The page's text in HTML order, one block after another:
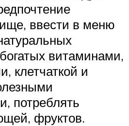
ввести в меню
витаминами,
клетчаткой и
потреблять
фруктов.